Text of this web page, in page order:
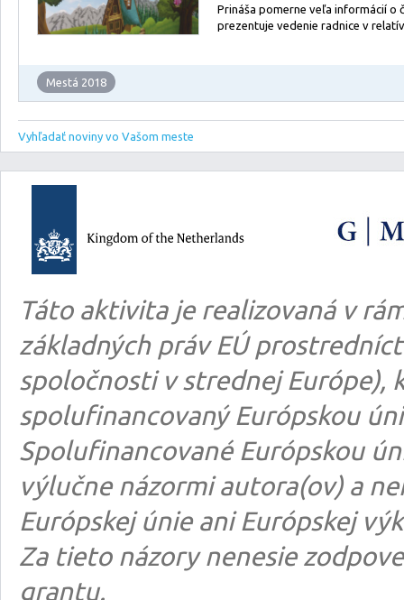
Prináša pomerne veľa informácií o
prezentuje vedenie radnice v
Mestá 2018
Vyhľadať noviny vo Vašom meste
Táto aktivita je realizovaná v
základných práv EÚ
spoločnosti v strednej Európe),
spolufinancovaný Európskou
Spolufinancované Európskou
výlučne názormi autora(ov) a
Európskej únie ani Európskej
Za tieto názory nenesie
grantu.